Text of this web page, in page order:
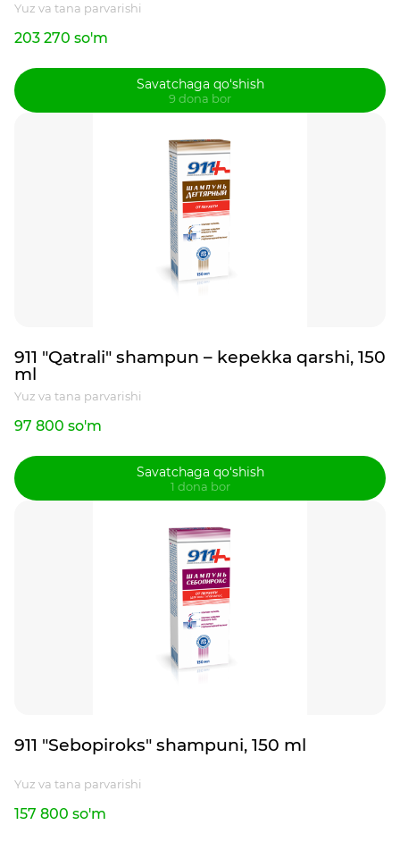
Yuz va tana parvarishi
203 270 so'm
Savatchaga qo‘shish
9 dona bor
911 "Qatrali" shampun – kepekka qarshi, 150
ml
Yuz va tana parvarishi
97 800 so'm
Savatchaga qo‘shish
1 dona bor
911 "Sebopiroks" shampuni, 150 ml
Yuz va tana parvarishi
157 800 so'm